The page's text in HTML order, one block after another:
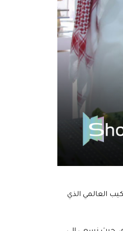
العالمي الذي